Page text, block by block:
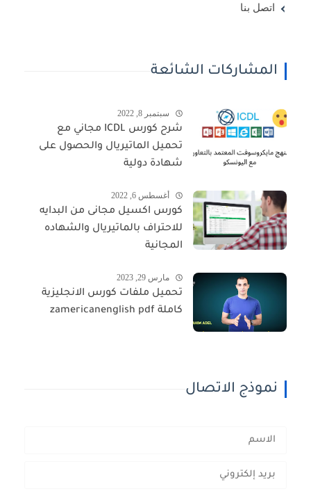
اتصل بنا
المشاركات الشائعة
سبتمبر 8, 2022
شرح كورس ICDL مجاني مع
تحميل الماتيريال والحصول على
شهادة دولية
أغسطس 6, 2022
كورس اكسيل مجانى من البدايه
للاحتراف بالماتيريال والشهاده
المجانية
مارس 29, 2023
تحميل ملفات كورس الانجليزية
كاملة zamericanenglish pdf
نموذج الاتصال